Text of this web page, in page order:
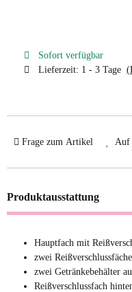
Sofort verfügbar
Lieferzeit: 1 - 3 Tage
Frage zum Artikel Auf
Produktausstattung
Hauptfach mit
zwei
zwei Getränkebehälter
Reißverschlussfach